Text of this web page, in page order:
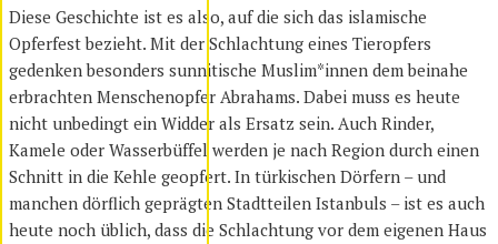
Diese Geschichte ist es also, auf die sich das islamische
Opferfest bezieht. Mit der Schlachtung eines Tieropfers
gedenken besonders sunnitische Muslim*innen dem beinahe
erbrachten Menschenopfer Abrahams. Dabei muss es heute
nicht unbedingt ein Widder als Ersatz sein. Auch Rinder,
Kamele oder Wasserbüffel werden je nach Region durch einen
Schnitt in die Kehle geopfert. In türkischen Dörfern – und
manchen dörflich geprägten Stadtteilen Istanbuls – ist es auch
heute noch üblich, dass die Schlachtung vor dem eigenen Haus